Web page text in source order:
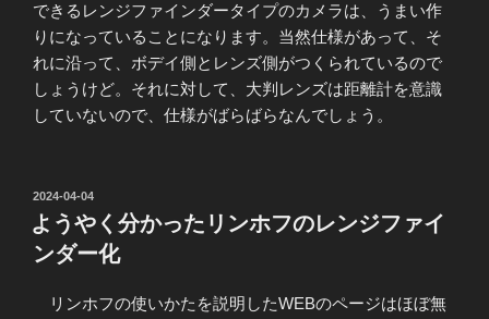
できるレンジファインダータイプのカメラは、うまい作
りになっていることになります。当然仕様があって、そ
れに沿って、ボデイ側とレンズ側がつくられているので
しょうけど。それに対して、大判レンズは距離計を意識
していないので、仕様がばらばらなんでしょう。
投
稿
日:
2024-04-04
ようやく分かったリンホフのレンジファイ
ンダー化
リンホフの使いかたを説明したWEBのページはほぼ無